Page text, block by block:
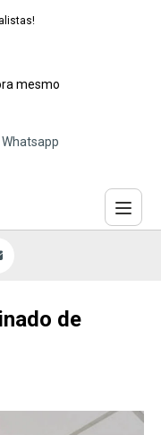
mesmo
de madeira
de